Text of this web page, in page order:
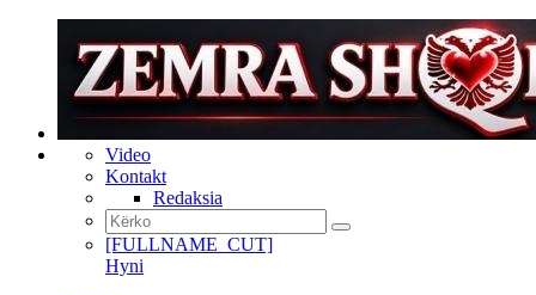
Video
Kontakt
Redaksia
[FULLNAME_CUT]
Hyni